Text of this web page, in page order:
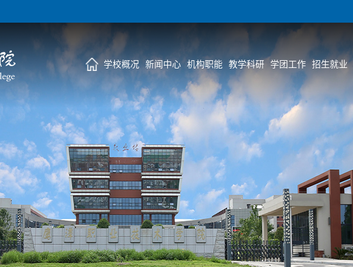
学校概况 新闻中心 机构职能 教学科研 学团工作 招生就业